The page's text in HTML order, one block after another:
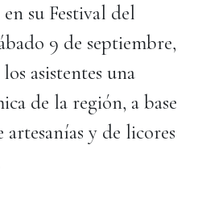
su Festival del
9 de septiembre,
asistentes una
de la región, a base
artesanías y de licores